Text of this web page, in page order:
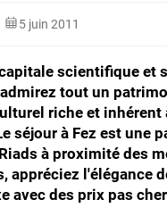
5 juin 2011
scientifique et
tout un
riche et inhérent
séjour à Fez est une
à proximité des
appréciez l'élégance
avec des prix pas